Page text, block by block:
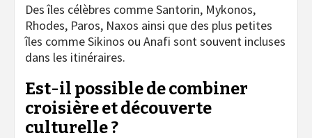
Des îles célèbres comme Santorin, Mykonos,
Rhodes, Paros, Naxos ainsi que des plus petites
îles comme Sikinos ou Anafi sont souvent incluses
dans les itinéraires.
Est-il possible de combiner
croisière et découverte
culturelle ?